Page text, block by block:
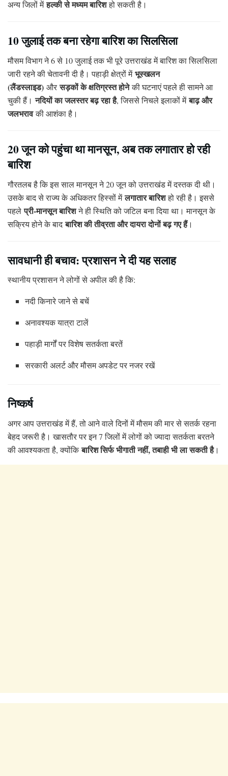
अन्य जिलों मेंहल्की से मध्यम बारिशहो सकती है।
10 जुलाई तक बना रहेगा बारिश का सिलसिला
मौसम विभाग ने 6 से 10 जुलाई तक भी पूरे उत्तराखंड में बारिश का सिलसिला
जारी रहने की चेतावनी दी है। पहाड़ी क्षेत्रों मेंभूस्खलन
(लैंडस्लाइड) औरसड़कों के क्षतिग्रस्त होनेकी घटनाएं पहले ही सामने आ
चुकी हैं।नदियों का जलस्तर बढ़ रहा है, जिससे निचले इलाकों मेंबाढ़ और
जलभरावकी आशंका है।
20 जून को पहुंचा था मानसून, अब तक लगातार हो रही
बारिश
गौरतलब है कि इस साल मानसून ने 20 जून को उत्तराखंड में दस्तक दी थी।
उसके बाद से राज्य के अधिकतर हिस्सों मेंलगातार बारिशहो रही है। इससे
पहलेप्री-मानसून बारिशने ही स्थिति को जटिल बना दिया था। मानसून के
सक्रिय होने के बादबारिश की तीव्रता और दायरा दोनों बढ़ गए हैं।
सावधानी ही बचाव: प्रशासन ने दी यह सलाह
स्थानीय प्रशासन ने लोगों से अपील की है कि:
नदी किनारे जाने से बचें
अनावश्यक यात्रा टालें
पहाड़ी मार्गों पर विशेष सतर्कता बरतें
सरकारी अलर्ट और मौसम अपडेट पर नजर रखें
निष्कर्ष
अगर आप उत्तराखंड में हैं, तो आने वाले दिनों में मौसम की मार से सतर्क रहना
बेहद जरूरी है। खासतौर पर इन 7 जिलों में लोगों को ज्यादा सतर्कता बरतने
की आवश्यकता है, क्योंकिबारिश सिर्फ भीगाती नहीं, तबाही भी ला सकती है।